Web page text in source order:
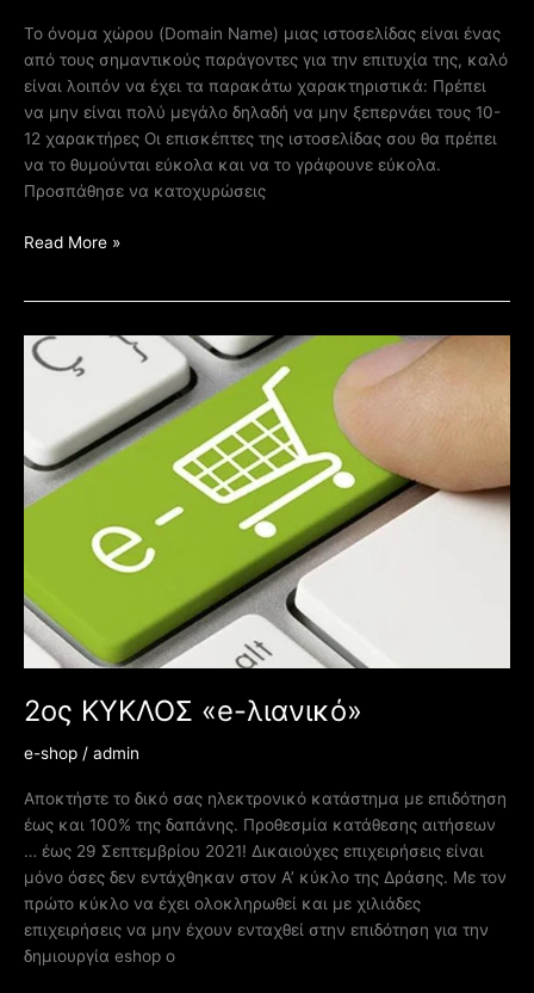
Το όνομα χώρου (Domain Name) μιας ιστοσελίδας είναι ένας
από τους σημαντικούς παράγοντες για την επιτυχία της, καλό
είναι λοιπόν να έχει τα παρακάτω χαρακτηριστικά: Πρέπει
να μην είναι πολύ μεγάλο δηλαδή να μην ξεπερνάει τους 10-
12 χαρακτήρες Οι επισκέπτες της ιστοσελίδας σου θα πρέπει
να το θυμούνται εύκολα και να το γράφουνε εύκολα.
Προσπάθησε να κατοχυρώσεις
Read More »
2ος ΚΥΚΛΟΣ «e-λιανικό»
e-shop / admin
Αποκτήστε το δικό σας ηλεκτρονικό κατάστημα με επιδότηση
έως και 100% της δαπάνης. Προθεσμία κατάθεσης αιτήσεων
… έως 29 Σεπτεμβρίου 2021! Δικαιούχες επιχειρήσεις είναι
μόνο όσες δεν εντάχθηκαν στον Α’ κύκλο της Δράσης. Με τον
πρώτο κύκλο να έχει ολοκληρωθεί και με χιλιάδες
επιχειρήσεις να μην έχουν ενταχθεί στην επιδότηση για την
δημιουργία eshop ο
2ος
ΚΥΚΛΟΣ
λιανικό»